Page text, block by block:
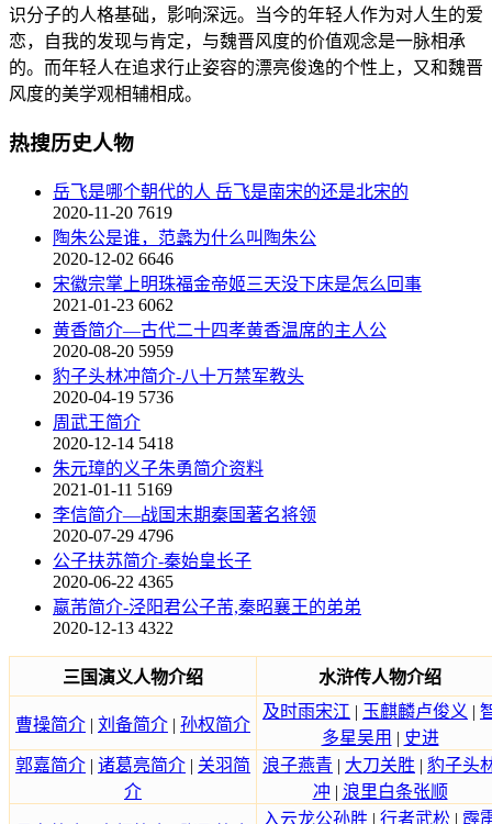
识分子的人格基础，影响深远。当今的年轻人作为对人生的爱
恋，自我的发现与肯定，与魏晋风度的价值观念是一脉相承
的。而年轻人在追求行止姿容的漂亮俊逸的个性上，又和魏晋
风度的美学观相辅相成。
热搜历史人物
岳飞是哪个朝代的人 岳飞是南宋的还是北宋的
2020-11-20 7619
陶朱公是谁，范蠡为什么叫陶朱公
2020-12-02 6646
宋徽宗掌上明珠福金帝姬三天没下床是怎么回事
2021-01-23 6062
黄香简介—古代二十四孝黄香温席的主人公
2020-08-20 5959
豹子头林冲简介-八十万禁军教头
2020-04-19 5736
周武王简介
2020-12-14 5418
朱元璋的义子朱勇简介资料
2021-01-11 5169
李信简介—战国末期秦国著名将领
2020-07-29 4796
公子扶苏简介-秦始皇长子
2020-06-22 4365
嬴芾简介-泾阳君公子芾,秦昭襄王的弟弟
2020-12-13 4322
三国演义人物介绍 水浒传人物介绍
曹操简介 | 刘备简介 | 孙权简介
及时雨宋江 | 玉麒麟卢俊义 |
多星吴用 | 史进
郭嘉简介 | 诸葛亮简介 | 关羽简
介
浪子燕青 | 大刀关胜 | 豹子头
冲 | 浪里白条张顺
入云龙公孙胜 | 行者武松 | 霹